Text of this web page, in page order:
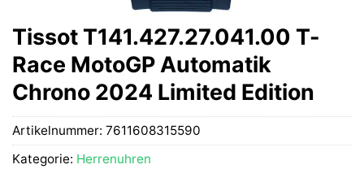
Tissot T141.427.27.041.00 T-
Race MotoGP Automatik
Chrono 2024 Limited Edition
Artikelnummer: 7611608315590
Kategorie: Herrenuhren